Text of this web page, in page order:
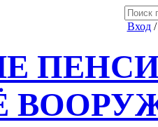
Вход